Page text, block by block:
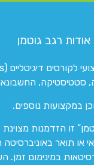
אודות רגב גוטמן
סטטיסטיקה,
וכן במקצועות נוספים.
זו הזדמנות
או תואר
במינימום זמן.